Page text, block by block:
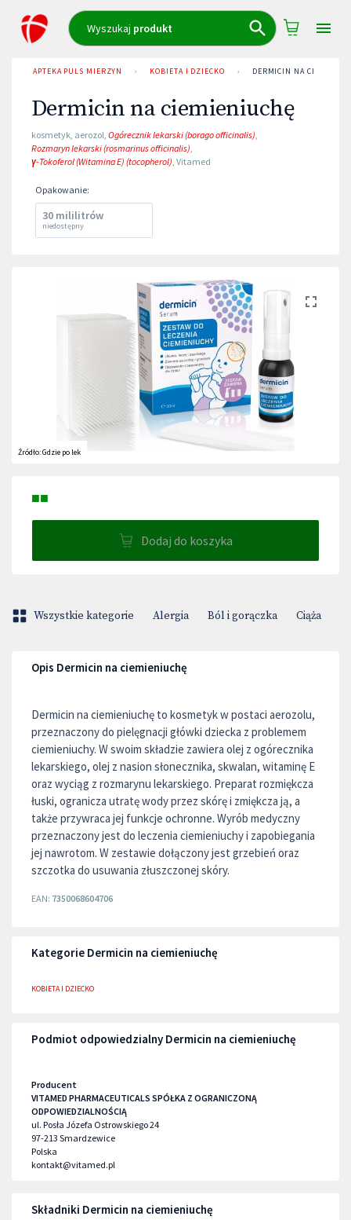
Wyszukaj produkt
APTEKA PULS MIERZYN › KOBIETA I DZIECKO › DERMICIN NA
Dermicin na ciemieniuchę
kosmetyk, aerozol, Ogórecznik lekarski (borago officinalis),
Rozmaryn lekarski (rosmarinus officinalis),
γ-Tokoferol (Witamina E) (tocopherol), Vitamed
Opakowanie:
30 mililitrów
niedostępny
Źródło:Gdzie po lek
■■
Dodaj do koszyka
Wszystkie kategorie Alergia Ból i gorączka Ciąża
Opis Dermicin na ciemieniuchę
Dermicin na ciemieniuchę to kosmetyk w postaci aerozolu,
przeznaczony do pielęgnacji główki dziecka z problemem
ciemieniuchy. W swoim składzie zawiera olej z ogórecznika
lekarskiego, olej z nasion słonecznika, skwalan, witaminę E
oraz wyciąg z rozmarynu lekarskiego. Preparat rozmiękcza
łuski, ogranicza utratę wody przez skórę i zmiękcza ją, a
także przywraca jej funkcje ochronne. Wyrób medyczny
przeznaczony jest do leczenia ciemieniuchy i zapobiegania
jej nawrotom. W zestawie dołączony jest grzebień oraz
szczotka do usuwania złuszczonej skóry.
EAN: 7350068604706
Kategorie Dermicin na ciemieniuchę
KOBIETA I DZIECKO
Podmiot odpowiedzialny Dermicin na ciemieniuchę
Producent
VITAMED PHARMACEUTICALS SPÓŁKA Z OGRANICZONĄ
ODPOWIEDZIALNOŚCIĄ
ul. Posła Józefa Ostrowskiego 24
97-213 Smardzewice
Polska
kontakt@vitamed.pl
Składniki Dermicin na ciemieniuchę